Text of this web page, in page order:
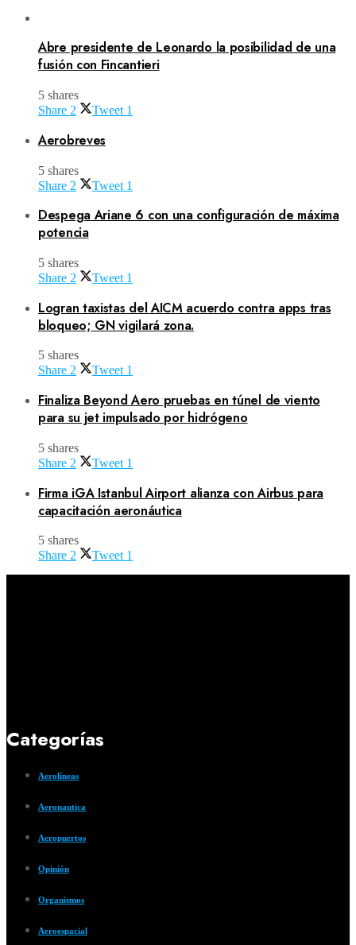
Abre presidente de Leonardo la posibilidad de una
fusión con Fincantieri
5 shares
Share 2 Tweet 1
Aerobreves
5 shares
Share 2 Tweet 1
Despega Ariane 6 con una configuración de máxima
potencia
5 shares
Share 2 Tweet 1
Logran taxistas del AICM acuerdo contra apps tras
bloqueo; GN vigilará zona.
5 shares
Share 2 Tweet 1
Finaliza Beyond Aero pruebas en túnel de viento
para su jet impulsado por hidrógeno
5 shares
Share 2 Tweet 1
Firma iGA Istanbul Airport alianza con Airbus para
capacitación aeronáutica
5 shares
Share 2 Tweet 1
Categorías
Aerolíneas
Aeronautica
Aeropuertos
Opinión
Organismos
Aeroespacial